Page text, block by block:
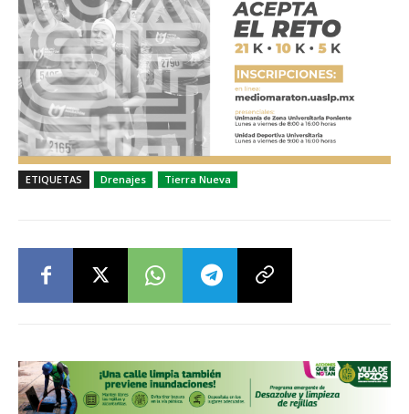
ETIQUETAS Drenajes Tierra Nueva